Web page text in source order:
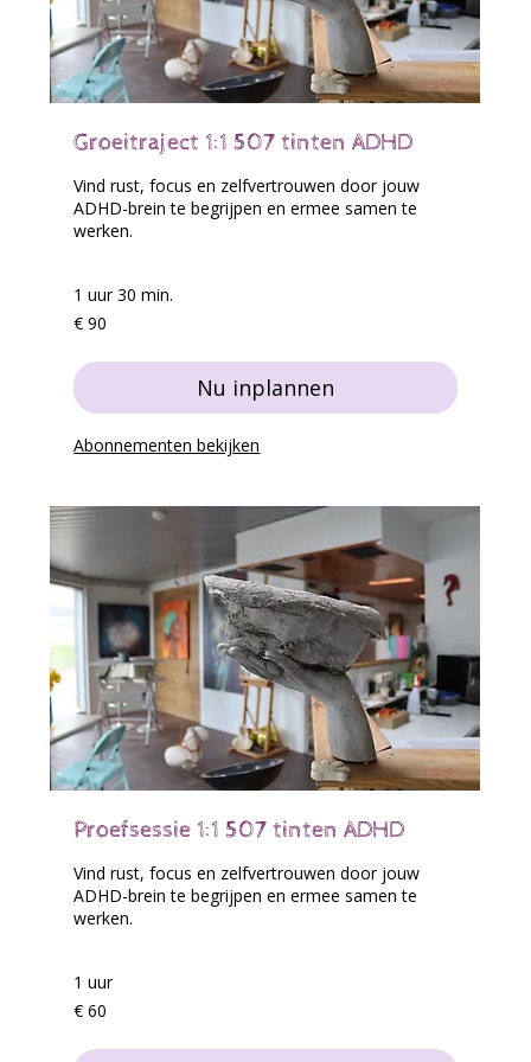
Groeitraject 1:1 507 tinten ADHD
Vind rust, focus en zelfvertrouwen door jouw
ADHD-brein te begrijpen en ermee samen te
werken.
1 uur 30 min.
90
euro
€ 90
Nu inplannen
Abonnementen bekijken
Proefsessie 1:1 507 tinten ADHD
Vind rust, focus en zelfvertrouwen door jouw
ADHD-brein te begrijpen en ermee samen te
werken.
1 uur
60
euro
€ 60